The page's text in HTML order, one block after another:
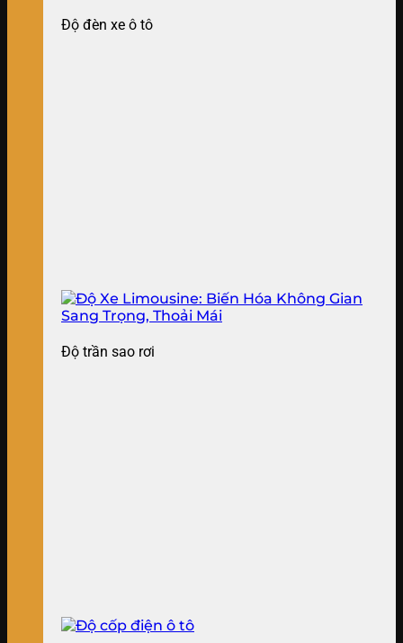
Độ đèn xe ô tô
Độ trần sao rơi